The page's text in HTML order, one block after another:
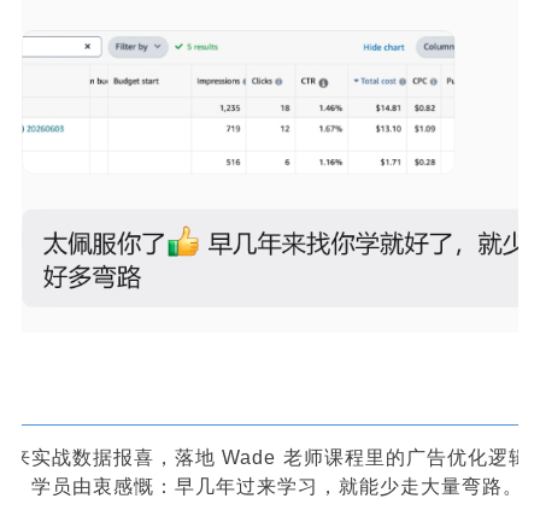
来实战数据报喜，落地 Wade 老师课程里的广告优化逻辑
，学员由衷感慨：早几年过来学习，就能少走大量弯路。